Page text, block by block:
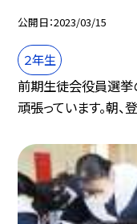
公開日 2023/03/15
２年生
前期生徒会役員選挙
頑張っています。朝、